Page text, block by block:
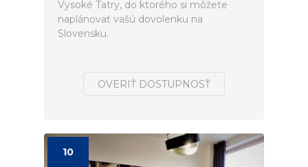
Vysoké Tatry, do ktorého si môžete
naplánovať vašú dovolenku na
Slovensku.
OVERIŤ DOSTUPNOSŤ
10